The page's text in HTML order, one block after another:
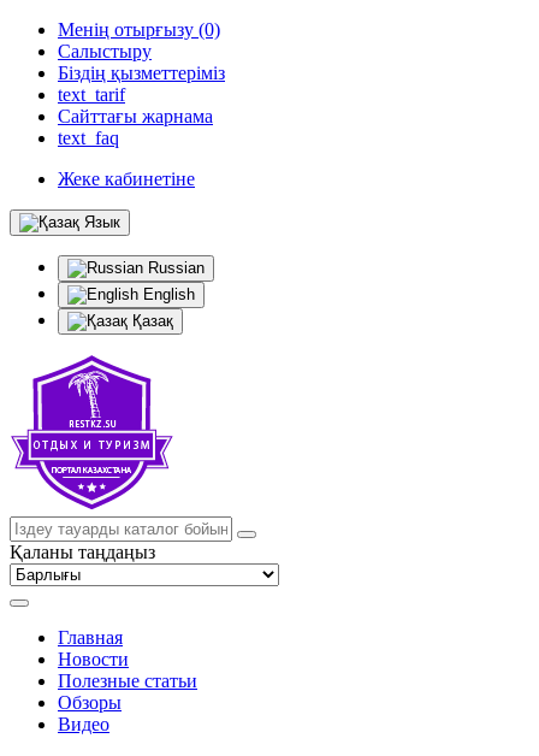
Менің отырғызу (0)
Салыстыру
Біздің қызметтеріміз
text_tarif
Сайттағы жарнама
text_faq
Жеке кабинетіне
Язык
Russian
English
Қазақ
Қаланы таңдаңыз
Главная
Новости
Полезные статьи
Обзоры
Видео